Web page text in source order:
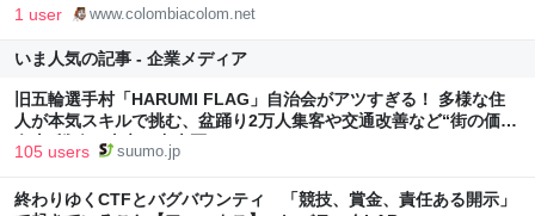
1 user www.colombiacolom.net
いま人気の記事 - 企業メディア
旧五輪選手村「HARUMI FLAG」自治会がアツすぎる！ 多様な住
人が本気スキルで挑む、盆踊り2万人集客や交通改善など“街の価値
向上”戦略 東京・中央区
105 users suumo.jp
終わりゆくCTFとバグバウンティ 「競技、賞金、責任ある開示」